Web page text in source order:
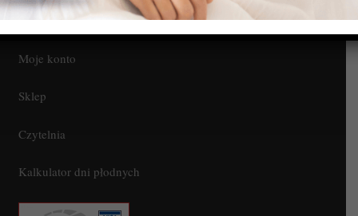
Kontakt
Moje konto
Sklep
Czytelnia
Kalkulator dni płodnych